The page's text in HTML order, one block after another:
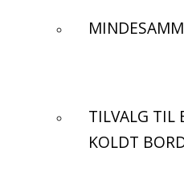
TILVALG TIL
KOLDT